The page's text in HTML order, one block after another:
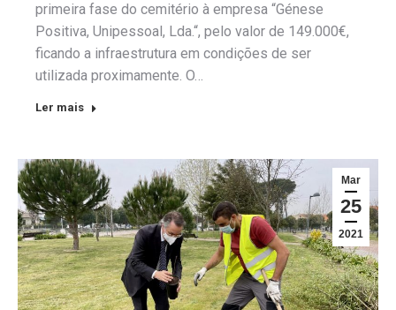
primeira fase do cemitério à empresa “Génese
Positiva, Unipessoal, Lda.“, pelo valor de 149.000€,
ficando a infraestrutura em condições de ser
utilizada proximamente. O…
Ler mais
Mar
25
2021